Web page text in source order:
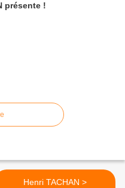
présente !
Henri TACHAN >